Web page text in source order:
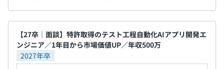
【27卒｜面談】特許取得のテスト工程自動化AIアプリ開発エ
ンジニア／1年目から市場価値UP／年収500万
2027年卒